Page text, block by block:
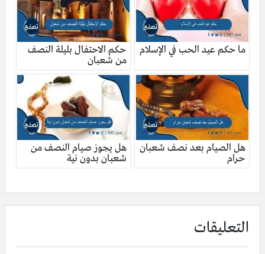
ما حكم عيد الحب في الإسلام
حكم الاحتفال بليلة النصف
من شعبان
هل الصيام بعد نصف شعبان
حرام
هل يجوز صيام النصف من
شعبان بدون نية
التعليقات